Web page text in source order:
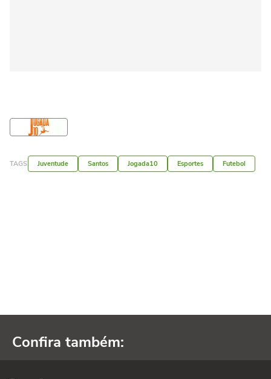
TAGS Juventude Santos Jogada10 Esportes Futebol
Confira também: